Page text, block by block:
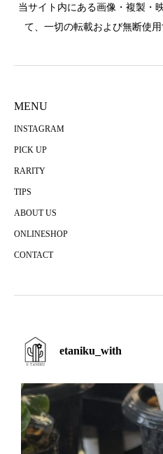
当サイト内にある画像・複製・
て、一切の転載および無断使
MENU
INSTAGRAM
PICK UP
RARITY
TIPS
ABOUT US
ONLINESHOP
CONTACT
etaniku_with